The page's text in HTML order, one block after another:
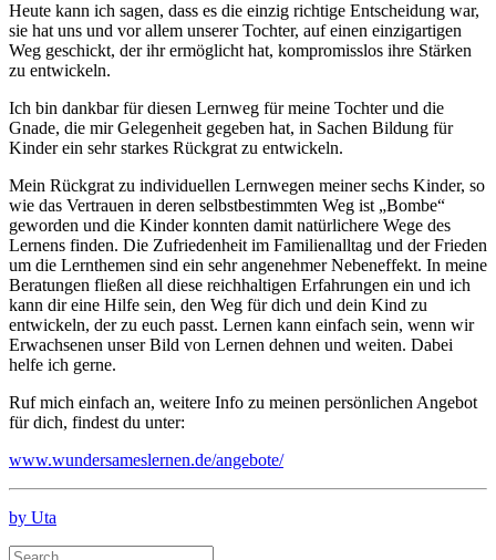
Heute kann ich sagen, dass es die einzig richtige Entscheidung war,
sie hat uns und vor allem unserer Tochter, auf einen einzigartigen
Weg geschickt, der ihr ermöglicht hat, kompromisslos ihre Stärken
zu entwickeln.
Ich bin dankbar für diesen Lernweg für meine Tochter und die
Gnade, die mir Gelegenheit gegeben hat, in Sachen Bildung für
Kinder ein sehr starkes Rückgrat zu entwickeln.
Mein Rückgrat zu individuellen Lernwegen meiner sechs Kinder, so
wie das Vertrauen in deren selbstbestimmten Weg ist „Bombe“
geworden und die Kinder konnten damit natürlichere Wege des
Lernens finden. Die Zufriedenheit im Familienalltag und der Frieden
um die Lernthemen sind ein sehr angenehmer Nebeneffekt. In meine
Beratungen fließen all diese reichhaltigen Erfahrungen ein und ich
kann dir eine Hilfe sein, den Weg für dich und dein Kind zu
entwickeln, der zu euch passt. Lernen kann einfach sein, wenn wir
Erwachsenen unser Bild von Lernen dehnen und weiten. Dabei
helfe ich gerne.
Ruf mich einfach an, weitere Info zu meinen persönlichen Angebot
für dich, findest du unter:
www.wundersameslernen.de/angebote/
by Uta